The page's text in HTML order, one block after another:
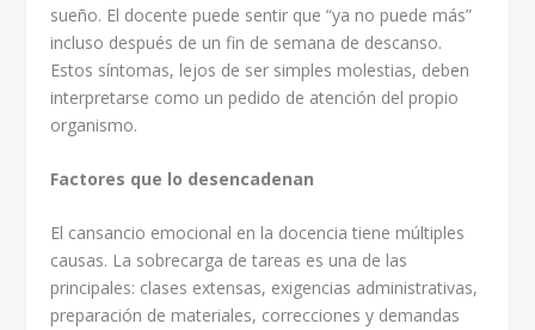
sueño. El docente puede sentir que “ya no puede más”
incluso después de un fin de semana de descanso.
Estos síntomas, lejos de ser simples molestias, deben
interpretarse como un pedido de atención del propio
organismo.
Factores que lo desencadenan
El cansancio emocional en la docencia tiene múltiples
causas. La sobrecarga de tareas es una de las
principales: clases extensas, exigencias administrativas,
preparación de materiales, correcciones y demandas